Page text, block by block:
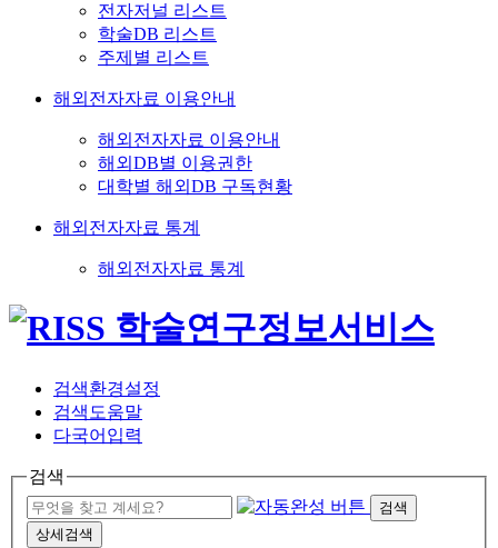
전자저널 리스트
학술DB 리스트
주제별 리스트
해외전자자료 이용안내
해외전자자료 이용안내
해외DB별 이용권한
대학별 해외DB 구독현황
해외전자자료 통계
해외전자자료 통계
검색환경설정
검색도움말
다국어입력
검색
검색
상세검색